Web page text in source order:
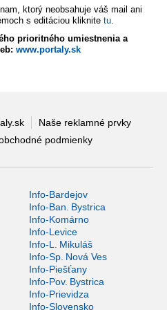
ktorý neobsahuje váš mail ani
s editáciou kliknite tu.
prioritného umiestnenia a
www.portaly.sk
Naše reklamné prvky
podmienky
Info-Bardejov
Info-Ban. Bystrica
Info-Komárno
Info-Levice
Info-L. Mikuláš
Info-Sp. Nová Ves
Info-Piešťany
Info-Pov. Bystrica
Info-Prievidza
Info-Slovensko